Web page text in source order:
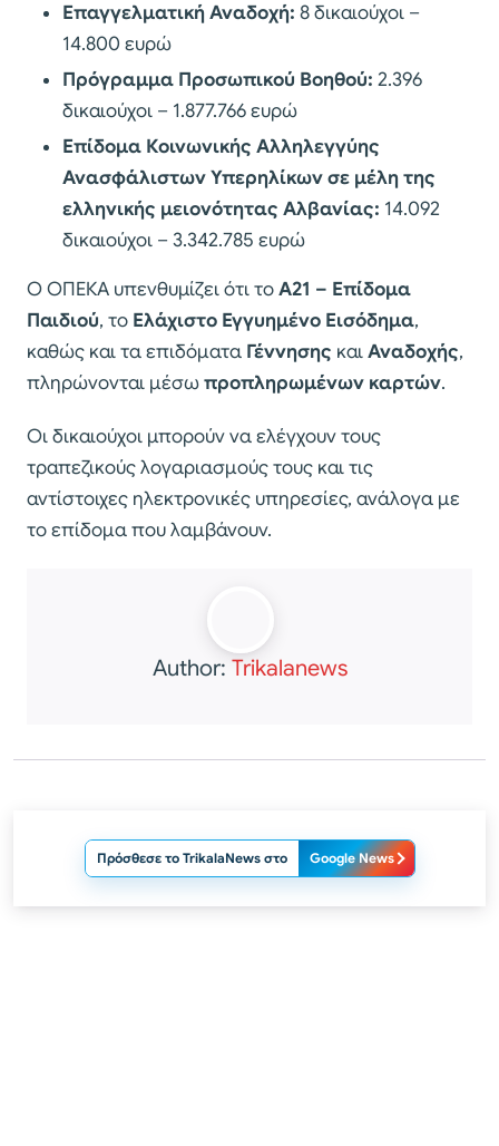
Επαγγελματική Αναδοχή: 8 δικαιούχοι –
14.800 ευρώ
Πρόγραμμα Προσωπικού Βοηθού: 2.396
δικαιούχοι – 1.877.766 ευρώ
Επίδομα Κοινωνικής Αλληλεγγύης
Ανασφάλιστων Υπερηλίκων σε μέλη της
ελληνικής μειονότητας Αλβανίας: 14.092
δικαιούχοι – 3.342.785 ευρώ
Ο ΟΠΕΚΑ υπενθυμίζει ότι τοΑ21 – Επίδομα
Παιδιού, το Ελάχιστο Εγγυημένο Εισόδημα,
καθώς και τα επιδόματα Γέννησης καιΑναδοχής,
πληρώνονται μέσωπροπληρωμένων καρτών.
Οι δικαιούχοι μπορούν να ελέγχουν τους
τραπεζικούς λογαριασμούς τους και τις
αντίστοιχες ηλεκτρονικές υπηρεσίες, ανάλογα με
το επίδομα που λαμβάνουν.
Author: Trikalanews
Πρόσθεσε το TrikalaNews στο Google News